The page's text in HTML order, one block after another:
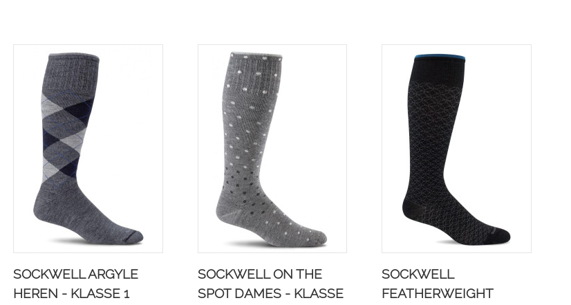
SOCKWELL ARGYLE
HEREN - KLASSE 1
SOCKWELL ON THE
SPOT DAMES - KLASSE
SOCKWELL
FEATHERWEIGHT